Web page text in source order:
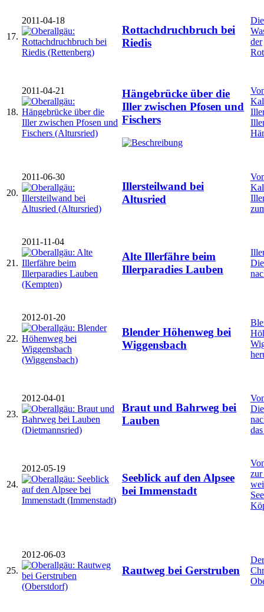
17.
2011-04-18
Rottachdruchbruch bei
Riedis
der
18.
2011-04-21
Hängebrücke über die
Iller zwischen Pfosen und
Fischers
20.
2011-06-30
Illersteilwand bei
Altusried
21.
2011-11-04
Alte Illerfähre beim
Illerparadies Lauben
22.
2012-01-20
Blender Höhenweg bei
Wiggensbach
23.
2012-04-01
Braut und Bahrweg bei
Lauben
24.
2012-05-19
Seeblick auf den Alpsee
bei Immenstadt
25.
2012-06-03
Rautweg bei Gerstruben